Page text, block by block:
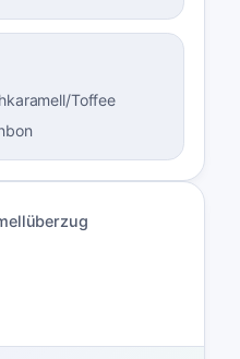
Toffee